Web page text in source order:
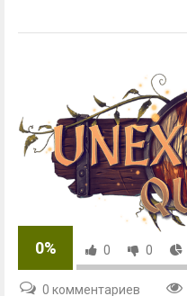
0% 0 0
0 комментариев